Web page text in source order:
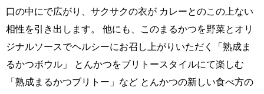
口の中にで広がり、サクサクの衣が カレーとのこの上ない
相性を引き出します。 他にも、このまるかつを野菜とオリ
ジナルソースでヘルシーにお召し上がりいただく「熟成ま
るかつボウル」 とんかつをブリトースタイルにて楽しむ
「熟成まるかつブリトー」など とんかつの新しい食べ方の